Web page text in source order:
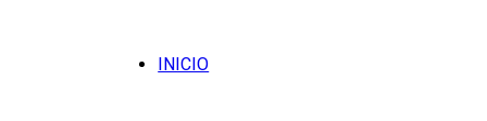
INICIO